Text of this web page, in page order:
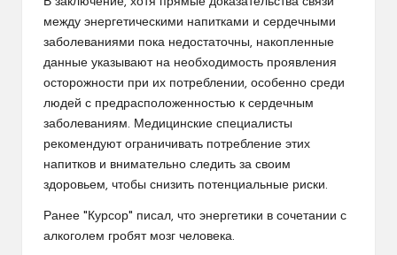
между энергетическими напитками и сердечными
заболеваниями пока недостаточны, накопленные
данные указывают на необходимость проявления
осторожности при их потреблении, особенно среди
людей с предрасположенностью к сердечным
заболеваниям. Медицинские специалисты
рекомендуют ограничивать потребление этих
напитков и внимательно следить за своим
здоровьем, чтобы снизить потенциальные риски.
Ранее "Курсор" писал, что энергетики в сочетании с
алкоголем гробят мозг человека.